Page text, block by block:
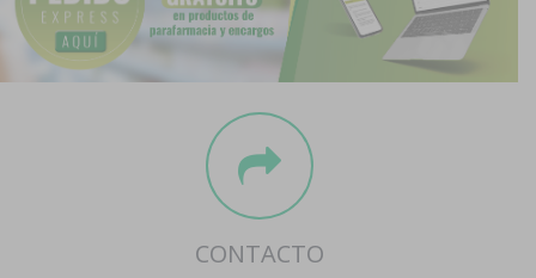
Contacto
Boletín
CONTACTO